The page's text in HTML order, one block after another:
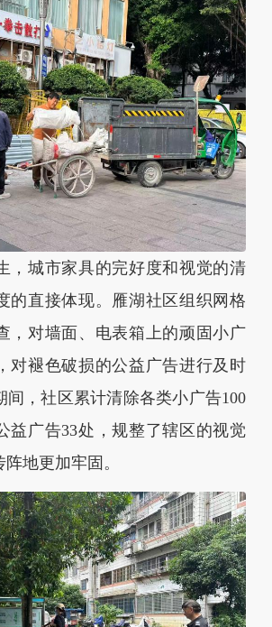
城市家具的完好度和视觉的清
的直接体现。雁湖社区组织网格
，对墙面、电表箱上的顽固小广
对褪色破损的公益广告进行及时
间，社区累计清除各类小广告100
益广告33处，规整了辖区的视觉
地更加牢固。